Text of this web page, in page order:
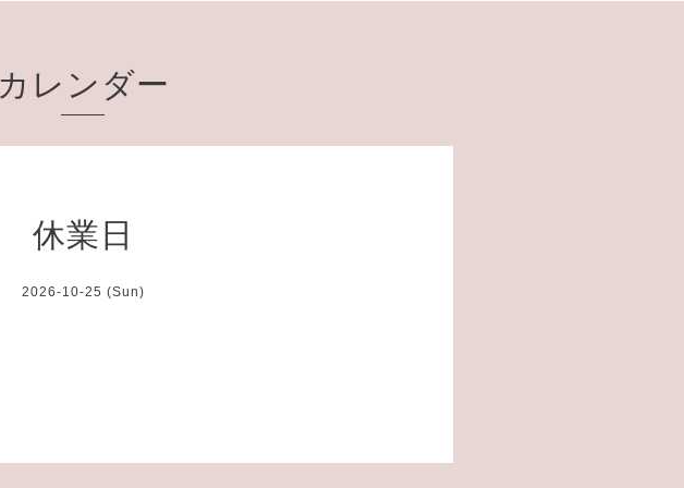
カレンダー
休業日
2026-10-25 (Sun)